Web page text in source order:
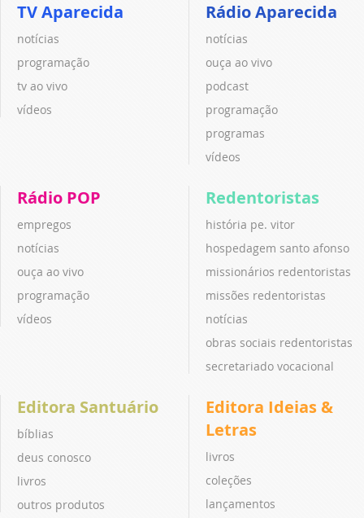
TV Aparecida
notícias
programação
tv ao vivo
vídeos
Rádio Aparecida
notícias
ouça ao vivo
podcast
programação
programas
vídeos
Rádio POP
empregos
notícias
ouça ao vivo
programação
vídeos
Redentoristas
história pe. vitor
hospedagem santo afonso
missionários redentoristas
missões redentoristas
notícias
obras sociais redentoristas
secretariado vocacional
Editora Santuário
bíblias
deus conosco
livros
outros produtos
Editora Ideias &
Letras
livros
coleções
lançamentos